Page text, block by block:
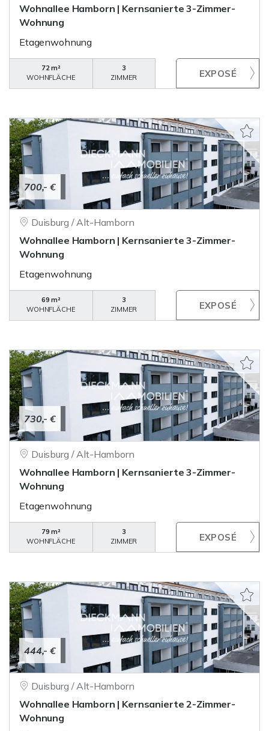
Wohnallee Hamborn | Kernsanierte 3-Zimmer-
Wohnung
Etagenwohnung
72 m²
WOHNFLÄCHE
3
ZIMMER
700,- €
Duisburg / Alt-Hamborn
Wohnallee Hamborn | Kernsanierte 3-Zimmer-
Wohnung
Etagenwohnung
69 m²
WOHNFLÄCHE
3
ZIMMER
730,- €
Duisburg / Alt-Hamborn
Wohnallee Hamborn | Kernsanierte 3-Zimmer-
Wohnung
Etagenwohnung
79 m²
WOHNFLÄCHE
3
ZIMMER
444,- €
Duisburg / Alt-Hamborn
Wohnallee Hamborn | Kernsanierte 2-Zimmer-
Wohnung